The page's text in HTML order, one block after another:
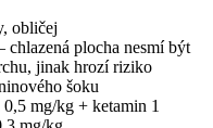
obličej
chlazená plocha nesmí být
jinak hrozí riziko
šoku
mg/kg + ketamin 1